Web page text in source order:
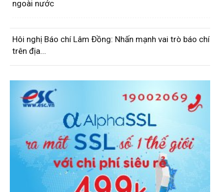
ngoài nước
Hôi nghị Báo chí Lâm Đồng: Nhấn mạnh vai trò báo chí
trên địa...